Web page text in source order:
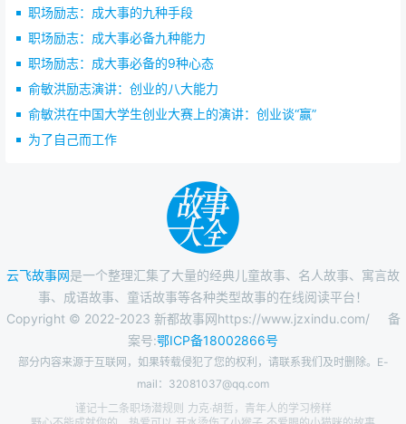
职场励志：成大事的九种手段
职场励志：成大事必备九种能力
职场励志：成大事必备的9种心态
俞敏洪励志演讲：创业的八大能力
俞敏洪在中国大学生创业大赛上的演讲：创业谈“赢”
为了自己而工作
云飞故事网是一个整理汇集了大量的经典儿童故事、名人故事、寓言故
事、成语故事、童话故事等各种类型故事的在线阅读平台！
Copyright © 2022-2023 新都故事网https://www.jzxindu.com/
备
案号:鄂ICP备18002866号
部分内容来源于互联网，如果转载侵犯了您的权利，请联系我们及时删除。E-
mail：32081037@qq.com
谨记十二条职场潜规则 力克·胡哲，青年人的学习榜样